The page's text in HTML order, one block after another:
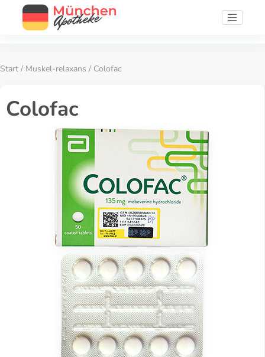
Start / Muskel-relaxans / Colofac
Colofac